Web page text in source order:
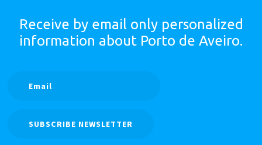
Receive by email only personalized
information about Porto de Aveiro.
SUBSCRIBE NEWSLETTER